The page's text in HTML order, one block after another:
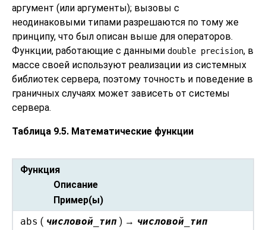
аргумент (или аргументы); вызовы с
неодинаковыми типами разрешаются по тому же
принципу, что был описан выше для операторов.
Функции, работающие с данными double precision, в
массе своей используют реализации из системных
библиотек сервера, поэтому точность и поведение в
граничных случаях может зависеть от системы
сервера.
Таблица 9.5. Математические функции
Функция
Описание
Пример(ы)
abs ( числовой_тип ) → числовой_тип